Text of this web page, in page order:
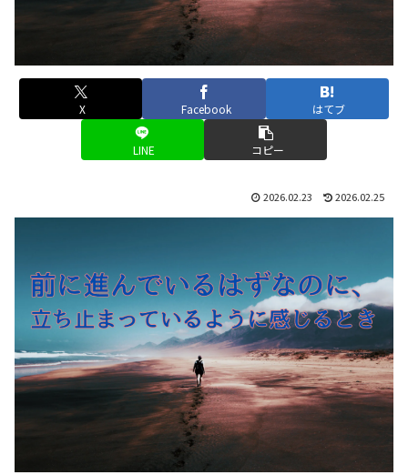
X Facebook はてブ
LINE コピー
2026.02.23 2026.02.25